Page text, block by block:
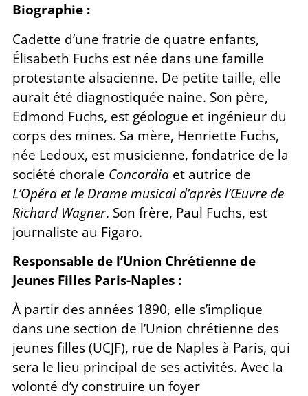
Biographie :
Cadette d’une fratrie de quatre enfants,
Élisabeth Fuchs est née dans une famille
protestante alsacienne. De petite taille, elle
aurait été diagnostiquée naine. Son père,
Edmond Fuchs, est géologue et ingénieur du
corps des mines. Sa mère, Henriette Fuchs,
née Ledoux, est musicienne, fondatrice de la
société chorale Concordiaet autrice de
L’Opéra et le Drame musical d’après l’Œuvre de
Richard Wagner. Son frère, Paul Fuchs, est
journaliste au Figaro.
Responsable de l’Union Chrétienne de
Jeunes Filles Paris-Naples :
À partir des années 1890, elle s’implique
dans une section de l’Union chrétienne des
jeunes filles (UCJF), rue de Naples à Paris, qui
sera le lieu principal de ses activités. Avec la
volonté d’y construire un foyer